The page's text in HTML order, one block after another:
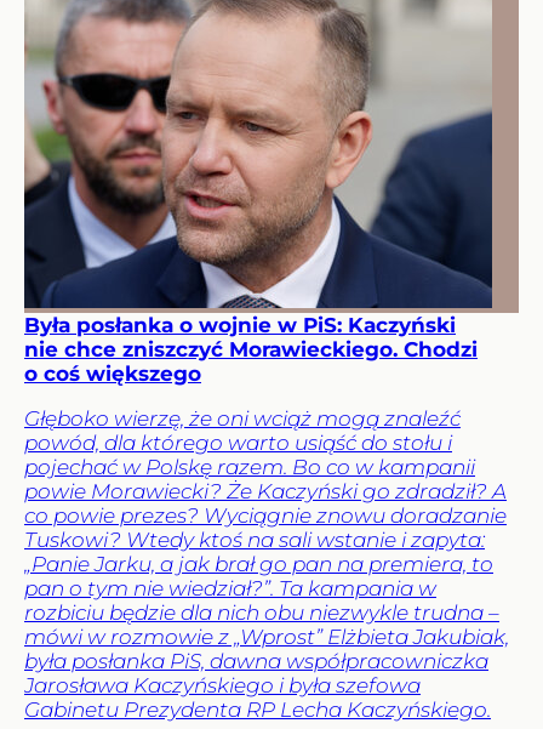
Była posłanka o wojnie w PiS: Kaczyński
nie chce zniszczyć Morawieckiego. Chodzi
o coś większego
Głęboko wierzę, że oni wciąż mogą znaleźć
powód, dla którego warto usiąść do stołu i
pojechać w Polskę razem. Bo co w kampanii
powie Morawiecki? Że Kaczyński go zdradził? A
co powie prezes? Wyciągnie znowu doradzanie
Tuskowi? Wtedy ktoś na sali wstanie i zapyta:
„Panie Jarku, a jak brał go pan na premiera, to
pan o tym nie wiedział?”. Ta kampania w
rozbiciu będzie dla nich obu niezwykle trudna –
mówi w rozmowie z „Wprost” Elżbieta Jakubiak,
była posłanka PiS, dawna współpracowniczka
Jarosława Kaczyńskiego i była szefowa
Gabinetu Prezydenta RP Lecha Kaczyńskiego.